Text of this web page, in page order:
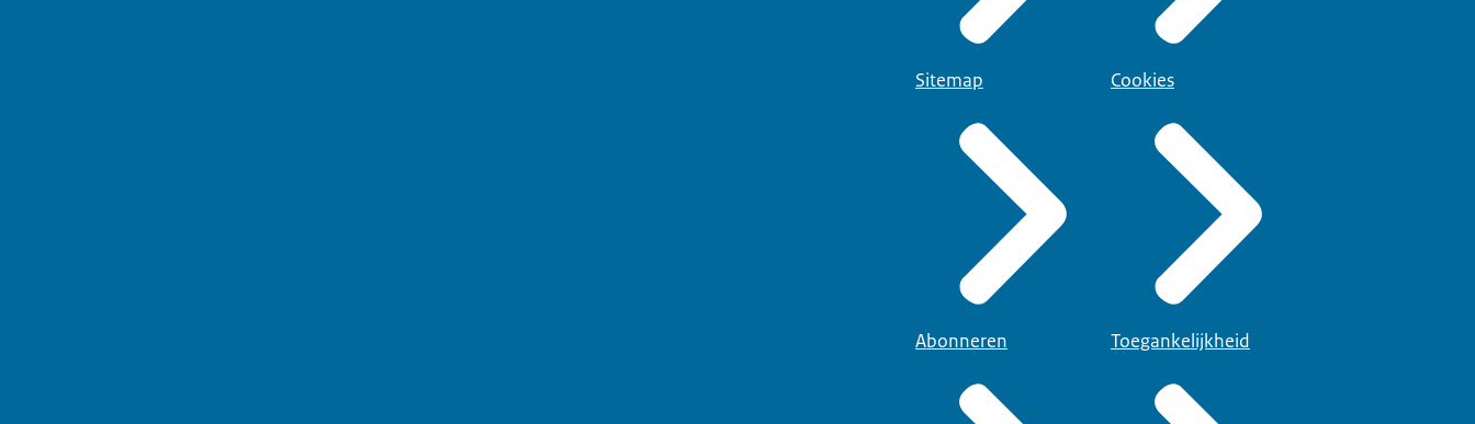
Sitemap
Abonneren
Cookies
Toegankelijkheid